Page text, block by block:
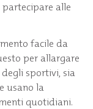
alle
facile da
per allargare
sportivi, sia
usano la
quotidiani.